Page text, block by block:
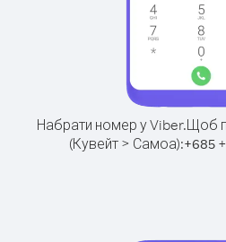
Набрати номер у Viber.Щоб
(Кувейт > Самоа):+685+